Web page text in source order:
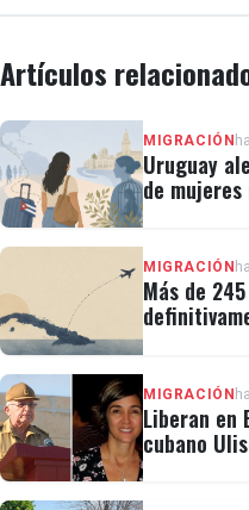
Artículos
MIGRACIÓN
Uruguay
de
MIGRACIÓN
Más de
MIGRACIÓN
Liberan en
cubano